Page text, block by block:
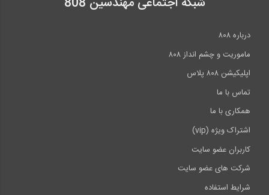
درباره ۸۰۸
ماموریت و چشم انداز ۸۰۸
اپلیکیشن ۸۰۸ پلاس
تماس با ما
همکاری با ما
اشتراک ویژه (vip)
کاربران عضو سایت
شرکت های عضو سایت
شرایط استفاده